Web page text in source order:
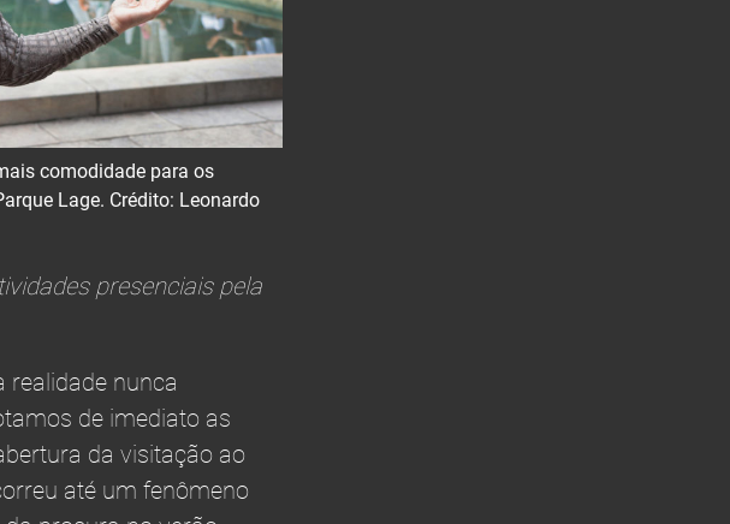
comodidade para os
Lage. Crédito: Leonardo
presenciais pela
realidade nunca
de imediato as
da visitação ao
até um fenômeno